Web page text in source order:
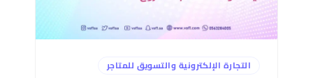
التجارة الإلكترونية والتسويق للمتاجر